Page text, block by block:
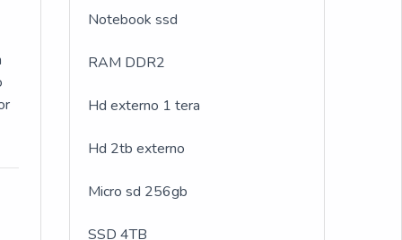
Notebook ssd
RAM DDR2
Hd externo 1 tera
Hd 2tb externo
Micro sd 256gb
SSD 4TB